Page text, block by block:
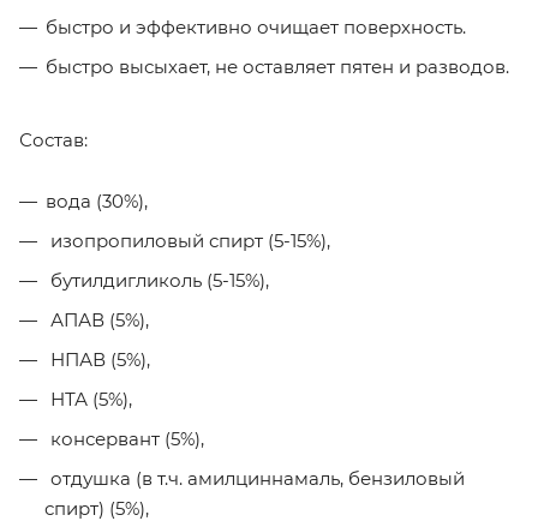
быстро и эффективно очищает поверхность.
быстро высыхает, не оставляет пятен и разводов.
Состав:
вода (30%),
изопропиловый спирт (5-15%),
бутилдигликоль (5-15%),
АПАВ (5%),
НПАВ (5%),
НТА (5%),
консервант (5%),
отдушка (в т.ч. амилциннамаль, бензиловый
спирт) (5%),